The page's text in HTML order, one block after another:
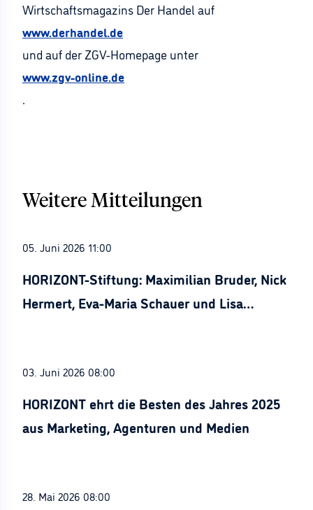
Wirtschaftsmagazins Der Handel auf
www.derhandel.de
und auf der ZGV-Homepage unter
www.zgv-online.de
.
Weitere Mitteilungen
05. Juni 2026 11:00
HORIZONT-Stiftung: Maximilian Bruder, Nick
Hermert, Eva-Maria Schauer und Lisa
03. Juni 2026 08:00
HORIZONT ehrt die Besten des Jahres 2025
aus Marketing, Agenturen und Medien
28. Mai 2026 08:00